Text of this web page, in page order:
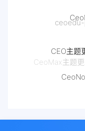
CeoMax主题
CEO主